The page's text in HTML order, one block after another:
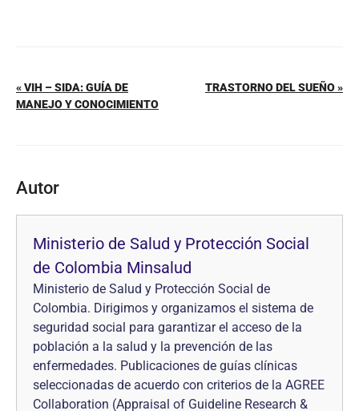
« VIH – SIDA: GUÍA DE
MANEJO Y CONOCIMIENTO
TRASTORNO DEL SUEÑO »
Autor
Ministerio de Salud y Protección Social
de Colombia Minsalud
Ministerio de Salud y Protección Social de
Colombia. Dirigimos y organizamos el sistema de
seguridad social para garantizar el acceso de la
población a la salud y la prevención de las
enfermedades. Publicaciones de guías clínicas
seleccionadas de acuerdo con criterios de la AGREE
Collaboration (Appraisal of Guideline Research &